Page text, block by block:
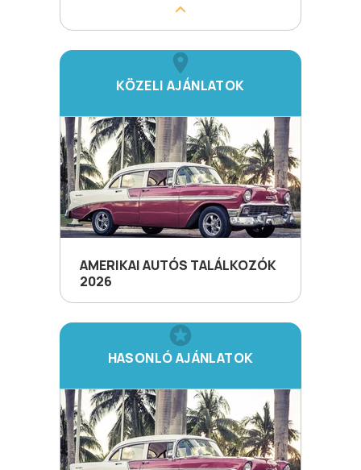
KÖZELI AJÁNLATOK
AMERIKAI AUTÓS TALÁLKOZÓK
2026
HASONLÓ AJÁNLATOK